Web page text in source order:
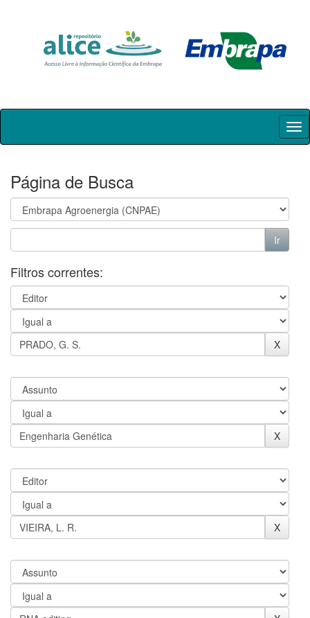
Skip
Página de Busca
Filtros correntes: